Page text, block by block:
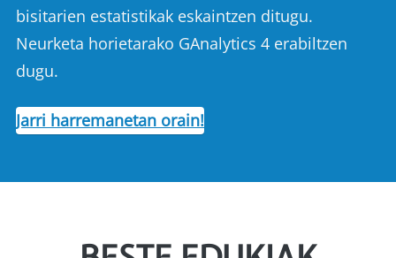
bisitarien estatistikak eskaintzen ditugu.
Neurketa horietarako GAnalytics 4 erabiltzen
dugu.
Jarri harremanetan orain!